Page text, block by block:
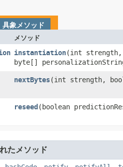
具象メソッド
メソッド
instantiation​(int strength,
byte[]
nextBytes​(int strength,
reseed ​(boolean
たメソッド